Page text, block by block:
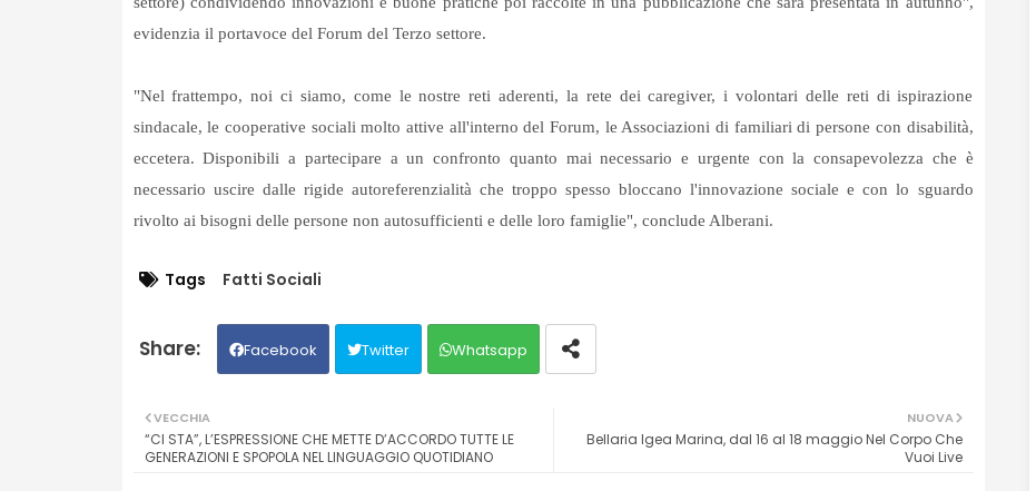
evidenzia il portavoce del Forum del Terzo settore.
"Nel frattempo, noi ci siamo, come le nostre reti aderenti, la rete dei caregiver, i volontari delle reti di ispirazione
sindacale, le cooperative sociali molto attive all'interno del Forum, le Associazioni di familiari di persone con disabilità,
eccetera. Disponibili a partecipare a un confronto quanto mai necessario e urgente con la consapevolezza che è
necessario uscire dalle rigide autoreferenzialità che troppo spesso bloccano l'innovazione sociale e con lo sguardo
rivolto ai bisogni delle persone non autosufficienti e delle loro famiglie", conclude Alberani.
Tags Fatti Sociali
Facebook Twitter Whatsapp
NUOVA
Bellaria Igea Marina, dal 16 al 18 maggio Nel Corpo Che
Vuoi Live
VECCHIA
“CI STA”, L’ESPRESSIONE CHE METTE D’ACCORDO TUTTE LE
GENERAZIONI E SPOPOLA NEL LINGUAGGIO QUOTIDIANO